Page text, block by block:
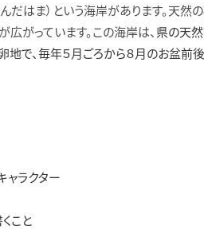
だはま）という海岸があります。天
がっています。この海岸は、 県の天
で、毎年５月ごろから８月のお盆前
ャラクター
こと